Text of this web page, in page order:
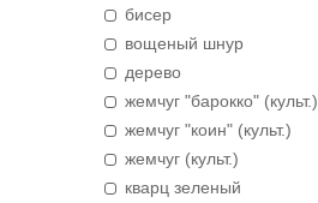
бисер
вощеный шнур
дерево
жемчуг "барокко" (культ.)
жемчуг "коин" (культ.)
жемчуг (культ.)
кварц зеленый